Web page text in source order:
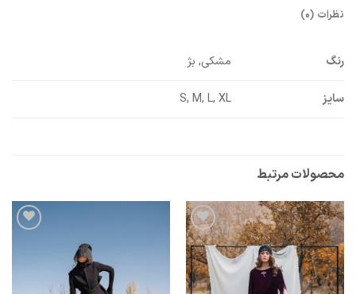
نظرات (0)
رنگ مشکی, بژ
سایز S, M, L, XL
محصولات مرتبط
افزودن
به
علاقه
مندی
ها